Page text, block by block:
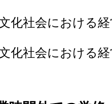
化社会における
化社会における